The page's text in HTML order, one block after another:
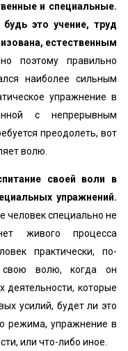
и специальные.
это учение, труд
естественным
поэтому правильно
наиболее сильным
упражнение в
с непрерывным
преодолеть, вот
волю.
своей воли в
упражнений.
человек специально не
живого процесса
практически, по-
свою волю, когда он
деятельности, которые
усилий, будет ли это
режима, упражнение в
или что-либо иное.